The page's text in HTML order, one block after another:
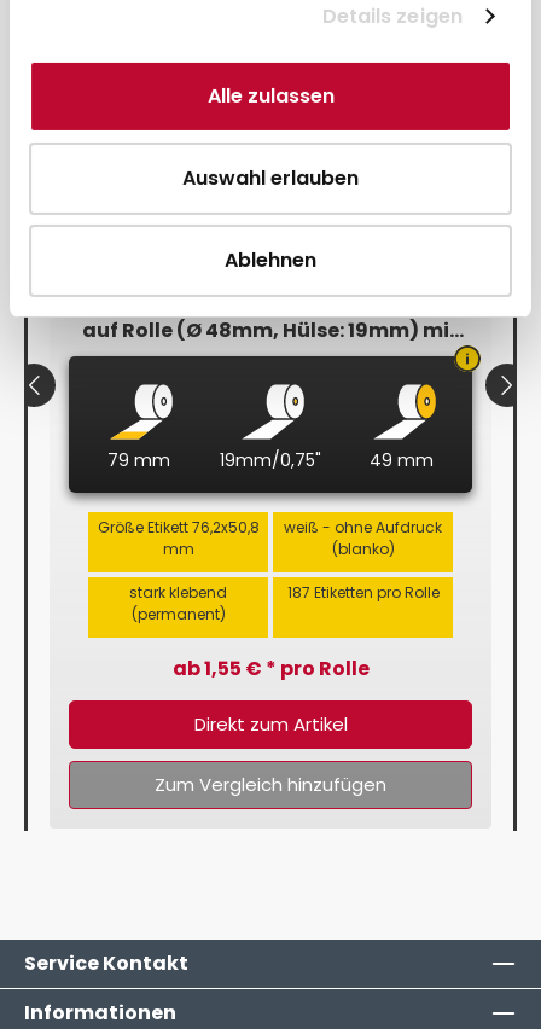
Details zeigen
Alle zulassen
Auswahl erlauben
Ablehnen
Selbstklebend
Thermo-Eco Etiketten 76,2x50,8 mm
auf Rolle (Ø 48mm, Hülse: 19mm) mit
Blackmark
79 mm 19mm/0,75" 49 mm
Größe Etikett 76,2x50,8
mm
weiß - ohne Aufdruck
(blanko)
stark klebend
(permanent)
187 Etiketten pro Rolle
ab 1,55 € * pro Rolle
Direkt zum Artikel
Zum Vergleich hinzufügen
Service Kontakt
Informationen